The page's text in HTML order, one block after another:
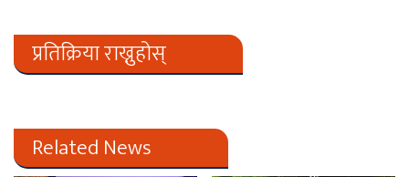
प्रतिक्रिया राख्नुहोस्
Related News